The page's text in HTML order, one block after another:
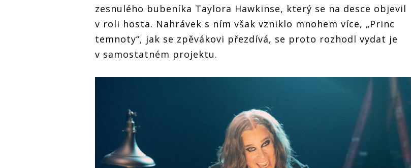
zesnulého bubeníka Taylora Hawkinse, který se na desce objevil
v roli hosta. Nahrávek s ním však vzniklo mnohem více, „Princ
temnoty“, jak se zpěvákovi přezdívá, se proto rozhodl vydat je
v samostatném projektu.